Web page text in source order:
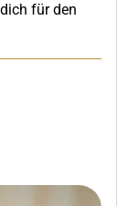
für den